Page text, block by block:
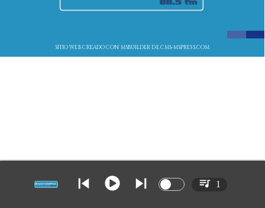
SITIO WEB CREADO CON MSBUILDER DE CMS-MSPRESS.COM
1